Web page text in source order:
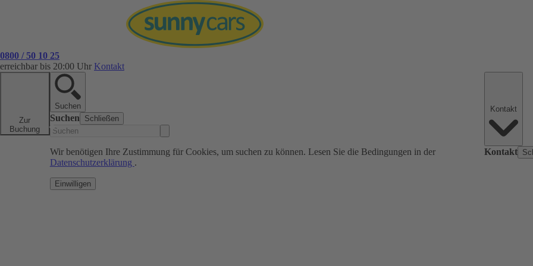
0800 / 50 10 25
erreichbar bis 20:00 Uhr Kontakt
Zur
Buchung
Suchen
Suchen Schließen
Wir benötigen Ihre Zustimmung für Cookies, um suchen zu können. Lesen Sie die Bedingungen in der
Datenschutzerklärung .
Einwilligen
Kontakt